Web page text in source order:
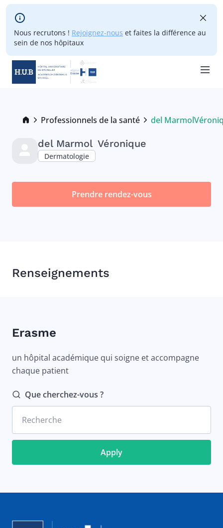
Skip to main content
Nous recrutons ! Rejoignez-nous et faites la différence au
sein de nos hôpitaux
Breadcrumb
Professionnels de la santé
Current:
del Marmol
del Marmol Véronique
Dermatologie
Prendre rendez-vous
Renseignements
Erasme
un hôpital académique qui soigne et accompagne
chaque patient
Que cherchez-vous ?
Recherche